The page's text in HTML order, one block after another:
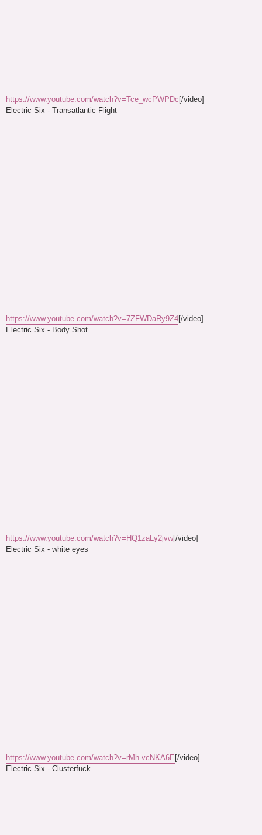
https://www.youtube.com/watch?v=Tce_wcPWPDc [/video]
Electric Six - Transatlantic Flight
https://www.youtube.com/watch?v=7ZFWDaRy9Z4[/video]
Electric Six - Body Shot
https://www.youtube.com/watch?v=HQ1zaLy2jvw[/video]
Electric Six - white eyes
https://www.youtube.com/watch?v=rMh-vcNKA6E [/video]
Electric Six - Clusterfuck